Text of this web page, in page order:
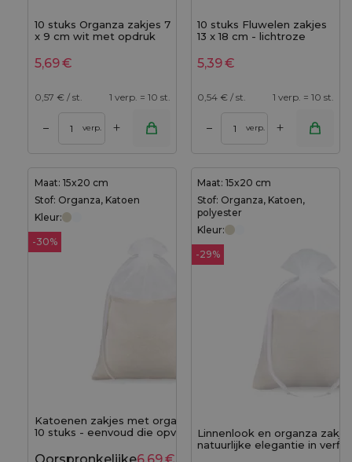
10 stuks Organza zakjes 7
x 9 cm wit met opdruk
5,69€
0,57 € / st. 1 verp. = 10 st.
– verp. +
10 stuks Fluwelen zakjes
13 x 18 cm - lichtroze
5,39€
0,54 € / st. 1 verp. = 10 st.
– verp. +
Maat: 15x20 cm
Stof: Organza, Katoen
Kleur:
-30%
Katoenen zakjes met organza 15x20 cm -
10 stuks - eenvoud die opvalt
Maat: 15x20 cm
Stof: Organza, Katoen,
polyester
Kleur:
-29%
Linnenlook en organza
natuurlijke elegantie in